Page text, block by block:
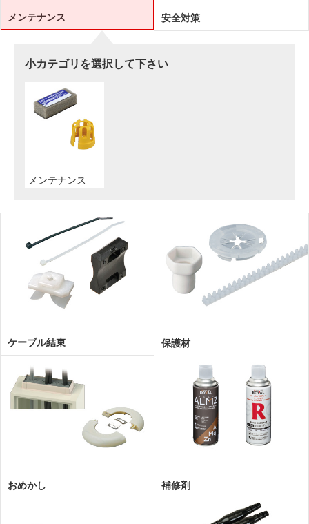
メンテナンス
小カテゴリを選択して下さい
メンテナンス
安全対策
ケーブル結束 保護材
おめかし 補修剤